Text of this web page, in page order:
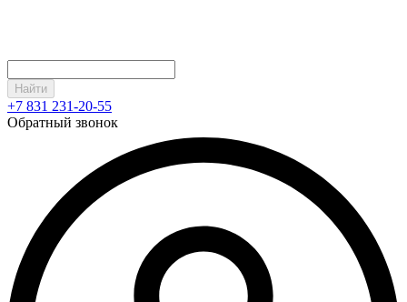
Найти
+7 831 231-20-55
Обратный звонок